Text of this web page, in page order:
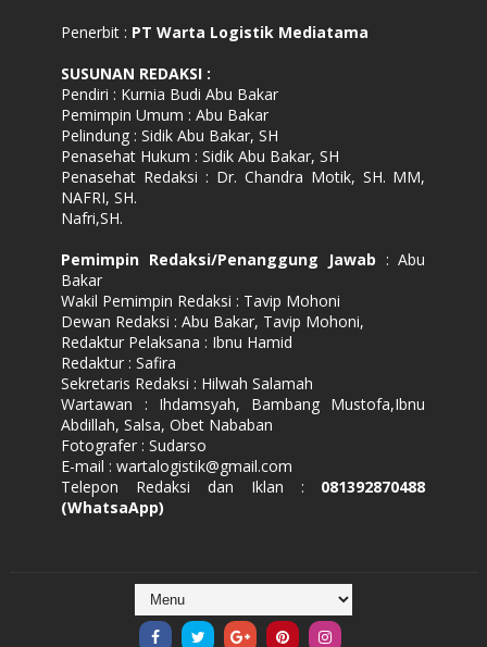
Penerbit : PT Warta Logistik Mediatama
SUSUNAN REDAKSI :
Pendiri : Kurnia Budi Abu Bakar
Pemimpin Umum : Abu Bakar
Pelindung : Sidik Abu Bakar, SH
Penasehat Hukum : Sidik Abu Bakar, SH
Penasehat Redaksi : Dr. Chandra Motik, SH. MM,
NAFRI, SH.
Nafri,SH.
Pemimpin Redaksi/Penanggung Jawab : Abu
Bakar
Wakil Pemimpin Redaksi : Tavip Mohoni
Dewan Redaksi : Abu Bakar, Tavip Mohoni,
Redaktur Pelaksana : Ibnu Hamid
Redaktur : Safira
Sekretaris Redaksi : Hilwah Salamah
Wartawan : Ihdamsyah, Bambang Mustofa,Ibnu
Abdillah, Salsa, Obet Nababan
Fotografer : Sudarso
E-mail : wartalogistik@gmail.com
Telepon Redaksi dan Iklan : 081392870488
(WhatsaApp)